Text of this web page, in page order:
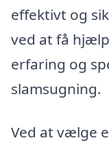
effektivt og
ved at få
erfaring og
slamsugning.
Ved at vælge